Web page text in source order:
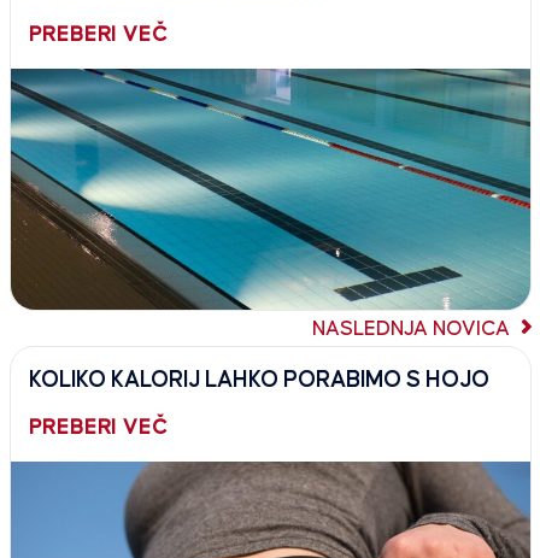
PREBERI VEČ
NASLEDNJA NOVICA
KOLIKO KALORIJ LAHKO PORABIMO S HOJO
PREBERI VEČ